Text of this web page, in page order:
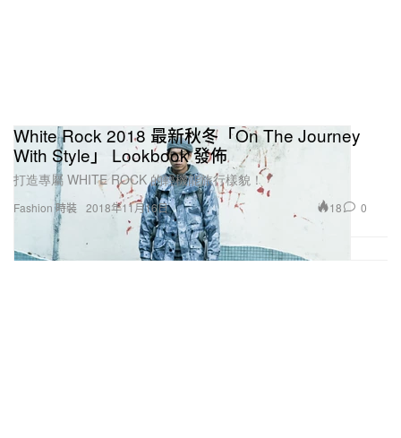
Fashion 時裝
White Rock 2018 最新秋冬「On The Journey
With Style」 Lookbook 發佈
打造專屬 WHITE ROCK 的輕機能旅行樣貌！
2018年11月16日 18 0